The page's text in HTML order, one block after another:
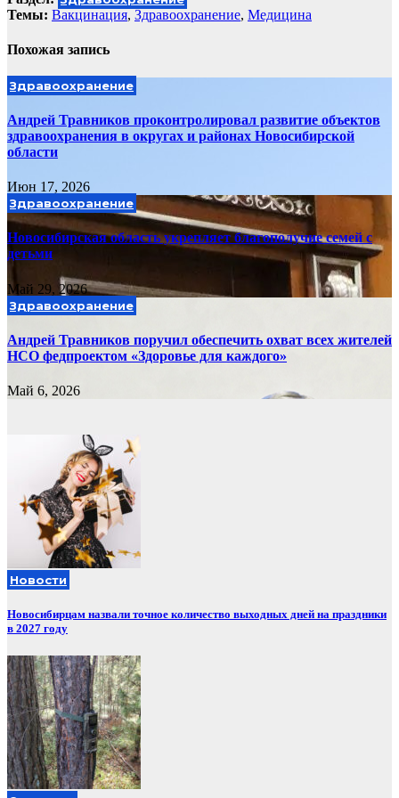
Темы: Вакцинация, Здравоохранение, Медицина
Похожая запись
Здравоохранение
Андрей Травников проконтролировал развитие объектов
здравоохранения в округах и районах Новосибирской
области
Июн 17, 2026
Здравоохранение
Новосибирская область укрепляет благополучие семей с
детьми
Май 29, 2026
Здравоохранение
Андрей Травников поручил обеспечить охват всех жителей
НСО федпроектом «Здоровье для каждого»
Май 6, 2026
Новости
Новосибирцам назвали точное количество выходных дней на праздники
в 2027 году